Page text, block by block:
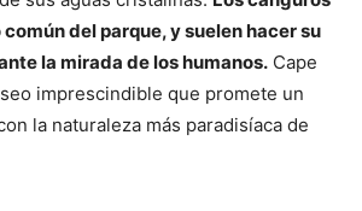
del parque, y suelen hacer su
la mirada de los humanos. Cape
imprescindible que promete un
la naturaleza más paradisíaca de